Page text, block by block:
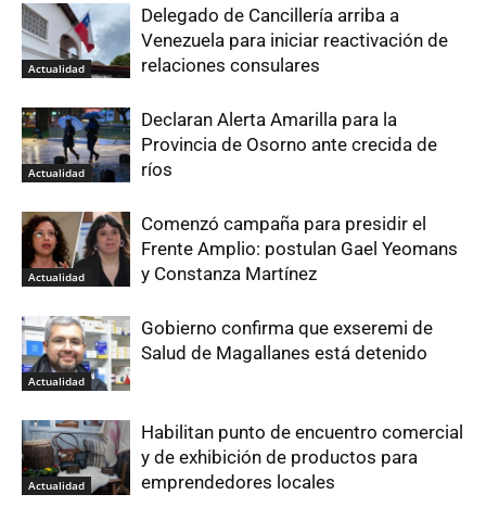
Actualidad
Delegado de Cancillería arriba a
Venezuela para iniciar reactivación de
relaciones consulares
Actualidad
Declaran Alerta Amarilla para la
Provincia de Osorno ante crecida de
ríos
Actualidad
Comenzó campaña para presidir el
Frente Amplio: postulan Gael Yeomans
y Constanza Martínez
Actualidad
Gobierno confirma que exseremi de
Salud de Magallanes está detenido
Actualidad
Habilitan punto de encuentro comercial
y de exhibición de productos para
emprendedores locales